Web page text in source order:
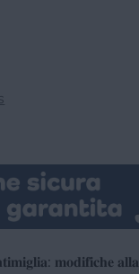
𝐦𝐨𝐝𝐢𝐟𝐢𝐜𝐡𝐞 𝐚𝐥𝐥𝐚